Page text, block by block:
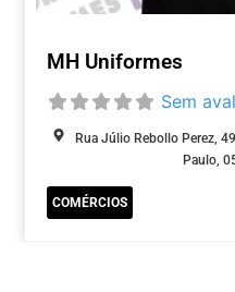
MH Uniformes
Sem
Rua Júlio Rebollo Perez,
Paulo,
COMÉRCIOS